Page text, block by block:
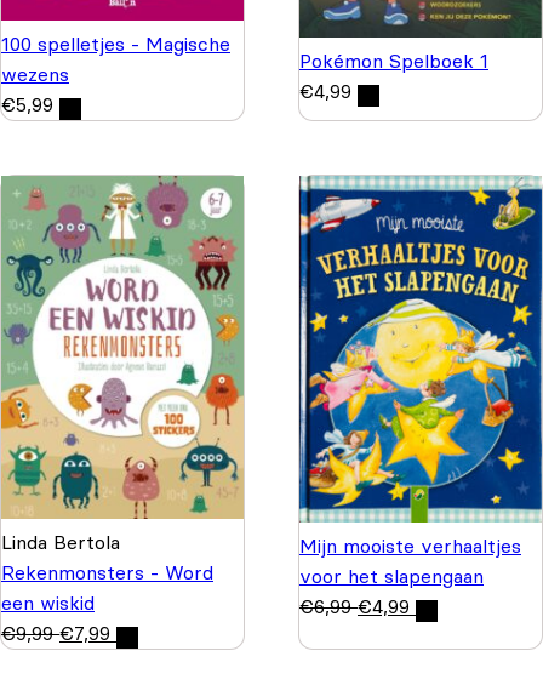
100 spelletjes - Magische
wezens
€5,99
Pokémon Spelboek 1
€4,99
Linda Bertola
Rekenmonsters - Word
een wiskid
€9,99 €7,99
Mijn mooiste verhaaltjes
voor het slapengaan
€6,99 €4,99